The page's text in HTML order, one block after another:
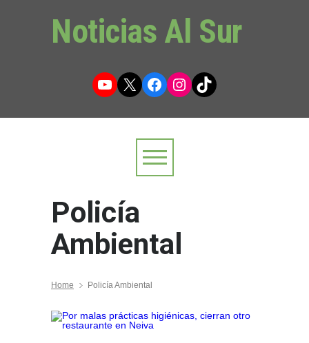
Noticias Al Sur
YouTube
X Facebook
Instagram
TikTok
Policía
Ambiental
Home Policía Ambiental